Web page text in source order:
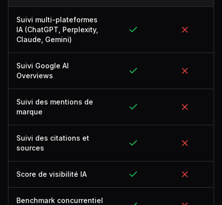
Suivi multi-plateformes
IA (ChatGPT, Perplexity,
Claude, Gemini)
Suivi Google AI
Overviews
Suivi des mentions de
marque
Suivi des citations et
sources
Score de visibilité IA
Benchmark concurrentiel